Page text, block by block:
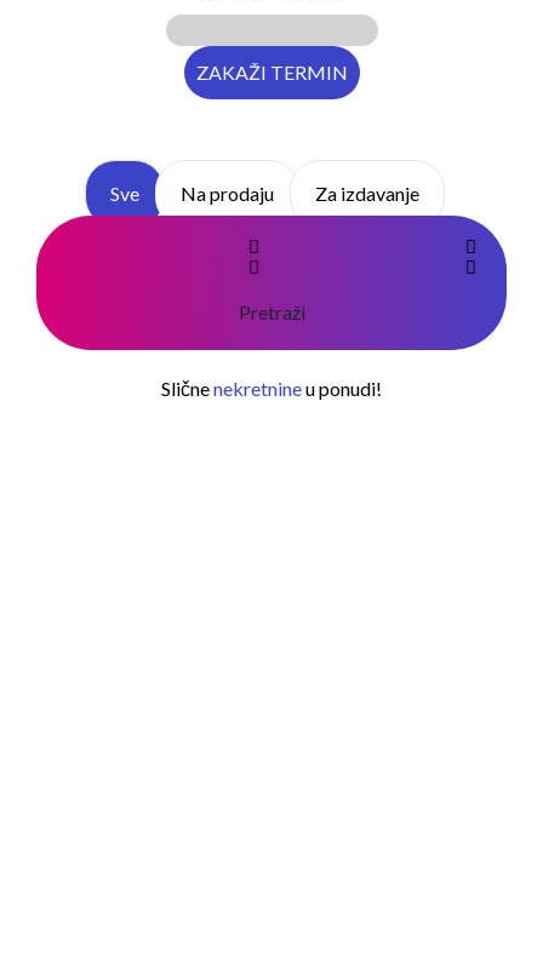
Sve Na prodaju Za izdavanje
Pretraži
Sličnenekretnineu ponudi!